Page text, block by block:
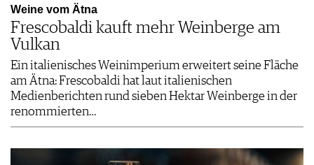
Weine vom Ätna
Frescobaldi kauft mehr Weinberge am
Vulkan
Ein italienisches Weinimperium erweitert seine Fläche
am Ätna: Frescobaldi hat laut italienischen
Medienberichten rund sieben Hektar Weinberge in der
renommierten…